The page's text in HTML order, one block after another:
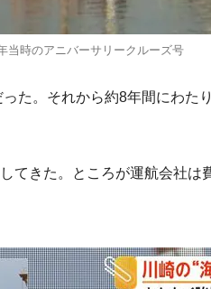
当時のアニバーサリークルーズ号
た。それから約8年間にわた
てきた。ところが運航会社は